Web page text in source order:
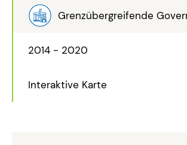
Grenzübergreifende
2014 - 2020
Interaktive Karte